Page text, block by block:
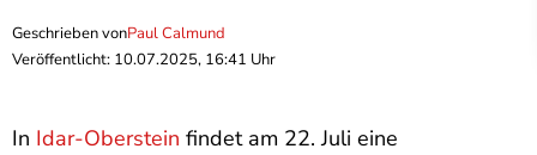
Geschrieben vonPaul Calmund
Veröffentlicht: 10.07.2025, 16:41 Uhr
In Idar-Oberstein findet am 22. Juli eine